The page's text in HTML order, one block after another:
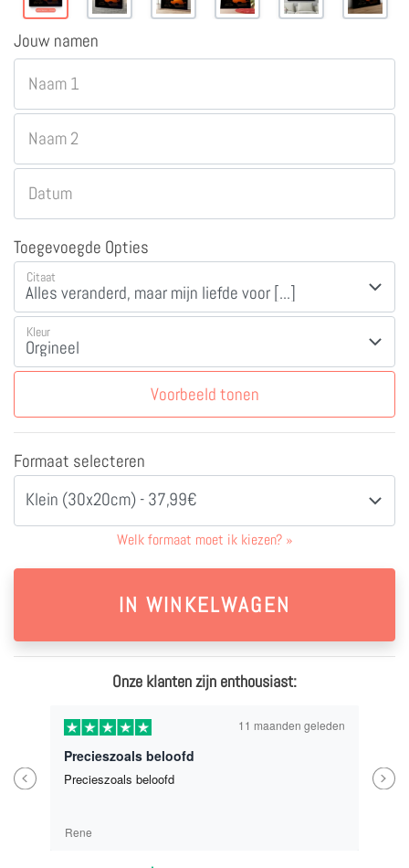
Jouw namen
Naam 1
Naam 2
Datum
Toegevoegde Opties
Citaat
Kleur
Voorbeeld tonen
Formaat selecteren
Klein (30x20cm) - 37,99€
Welk formaat moet ik kiezen? »
Onze klanten zijn enthousiast:
Previous
11 maanden geleden
Precieszoals beloofd
Precieszoals beloofd
Rene
Next